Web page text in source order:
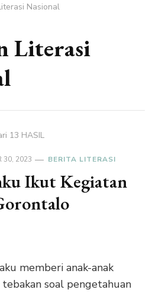
Nasional
Literasi
13 HASIL
30, 2023 BERITA LITERASI
Ikut Kegiatan
memberi anak-anak
soal pengetahuan